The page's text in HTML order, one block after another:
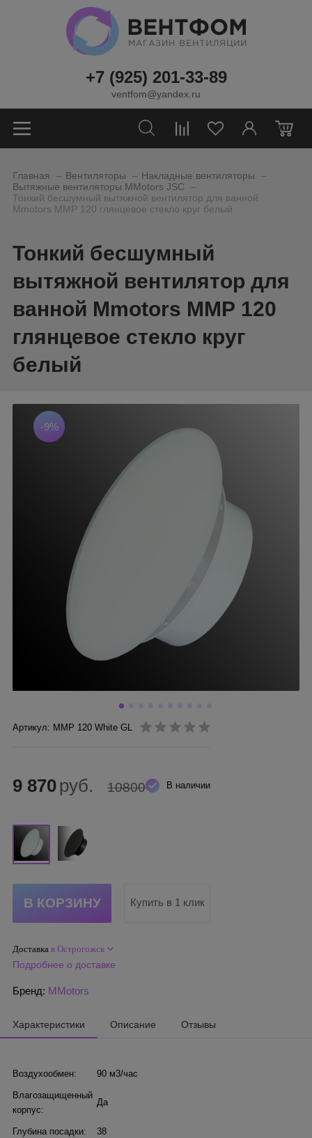
+7 (925) 201-33-89
ventfom@yandex.ru
0
Главная Вентиляторы Накладные вентиляторы
Вытяжные вентиляторы MMotors JSC _
Тонкий бесшумный вытяжной вентилятор для ванной
Mmotors ММР 120 глянцевое стекло круг белый
Тонкий бесшумный
вытяжной вентилятор для
ванной Mmotors ММР 120
глянцевое стекло круг
белый
-9%
Артикул: ММР 120 White GL
В наличии
9 870 руб. 10800
Купить в 1 клик
Доставка в Острогожск
Подробнее о доставке
Бренд: MMotors
Характеристики Описание Отзывы
Воздухообмен: 90 м3/час
Влагозащищенный
корпус:
Да
Глубина посадки: 38